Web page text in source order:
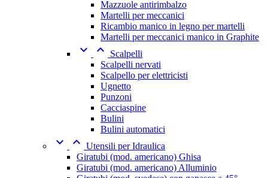
Mazzuole antirimbalzo
Martelli per meccanici
Ricambio manico in legno per martelli
Martelli per meccanici manico in Graphite
 
Scalpelli
Scalpelli nervati
Scalpello per elettricisti
Ugnetto
Punzoni
Cacciaspine
Bulini
Bulini automatici
  Utensili per Idraulica
Giratubi (mod. americano) Ghisa
Giratubi (mod. americano) Alluminio